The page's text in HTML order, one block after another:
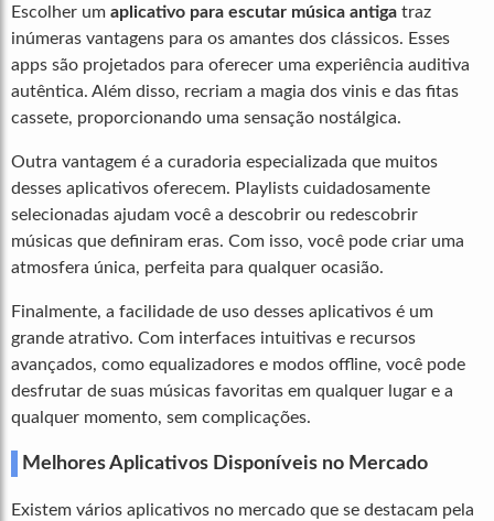
Escolher um aplicativo para escutar música antiga traz
inúmeras vantagens para os amantes dos clássicos. Esses
apps são projetados para oferecer uma experiência auditiva
autêntica. Além disso, recriam a magia dos vinis e das fitas
cassete, proporcionando uma sensação nostálgica.
Outra vantagem é a curadoria especializada que muitos
desses aplicativos oferecem. Playlists cuidadosamente
selecionadas ajudam você a descobrir ou redescobrir
músicas que definiram eras. Com isso, você pode criar uma
atmosfera única, perfeita para qualquer ocasião.
Finalmente, a facilidade de uso desses aplicativos é um
grande atrativo. Com interfaces intuitivas e recursos
avançados, como equalizadores e modos offline, você pode
desfrutar de suas músicas favoritas em qualquer lugar e a
qualquer momento, sem complicações.
Melhores Aplicativos Disponíveis no Mercado
Existem vários aplicativos no mercado que se destacam pela